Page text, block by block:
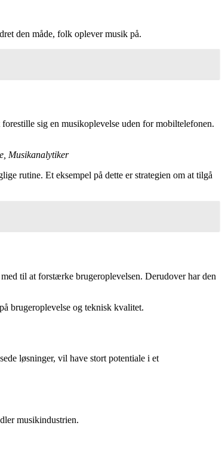
den måde, folk oplever musik på.
sig en musikoplevelse uden for mobiltelefonen.
Musikanalytiker
rutine. Et eksempel på dette er strategien om at tilgå
til at forstærke brugeroplevelsen. Derudover har den
brugeroplevelse og teknisk kvalitet.
løsninger, vil have stort potentiale i et
musikindustrien.